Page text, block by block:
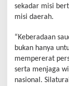
sekadar misi
misi daerah.
“Keberadaan
bukan hanya
mempererat
serta menjaga
nasional.